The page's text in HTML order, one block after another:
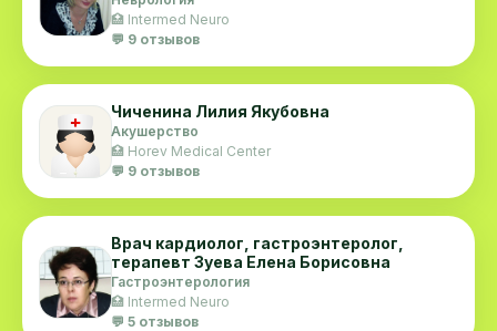
🏥 Intermed Neuro
💬 9 отзывов
Чиченина Лилия Якубовна
Акушерство
🏥 Horev Medical Center
💬 9 отзывов
Врач кардиолог, гастроэнтеролог,
терапевт Зуева Елена Борисовна
Гастроэнтерология
🏥 Intermed Neuro
💬 5 отзывов